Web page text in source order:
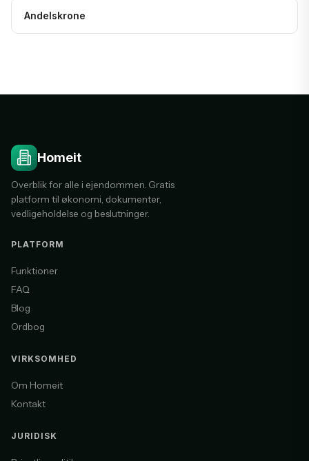
Andelskrone
Homeit
Overblik for alle i ejendommen. Gratis
platform til økonomi, dokumenter,
vedligeholdelse og beslutninger.
PLATFORM
Funktioner
FAQ
Blog
Ordbog
VIRKSOMHED
Om Homeit
Kontakt
JURIDISK